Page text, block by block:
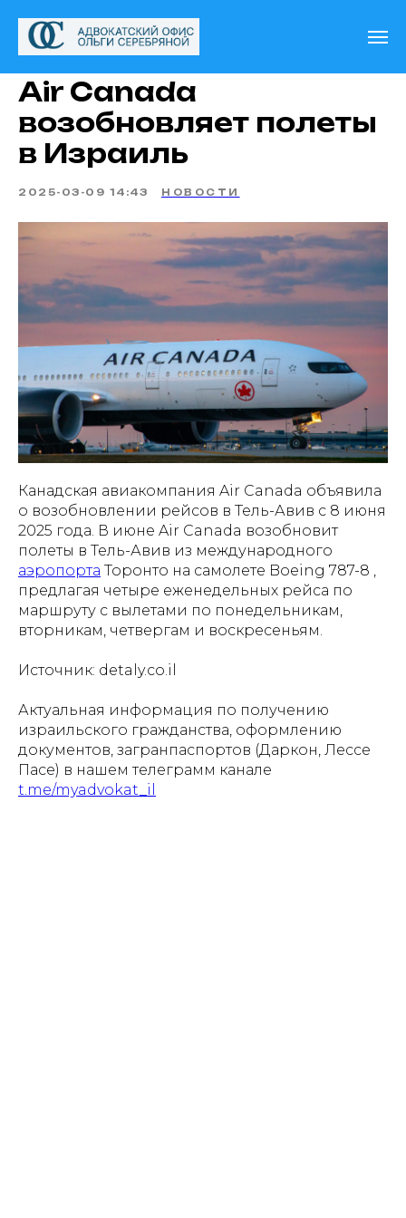
Air Canada
возобновляет полеты
в Израиль
2025-03-09 14:43 НОВОСТИ
Канадская авиакомпания Air Canada объявила
о возобновлении рейсов в Тель-Авив с 8 июня
2025 года. В июне Air Canada возобновит
полеты в Тель-Авив из международного
аэропорта Торонто на самолете Boeing 787-8 ,
предлагая четыре еженедельных рейса по
маршруту с вылетами по понедельникам,
вторникам, четвергам и воскресеньям.
Источник: detaly.co.il
Актуальная информация по получению
израильского гражданства, оформлению
документов, загранпаспортов (Даркон, Лессе
Пасе) в нашем телеграмм канале
t.me/myadvokat_il